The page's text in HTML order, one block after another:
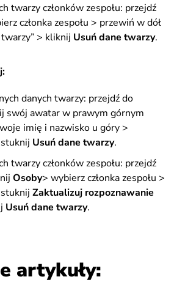
twarzy członków zespołu: przejdź
członka zespołu > przewiń w dół
> kliknij Usuń dane twarzy.
danych twarzy: przejdź do
swój awatar w prawym górnym
imię i nazwisko u góry >
Usuń dane twarzy.
twarzy członków zespołu: przejdź
Osoby> wybierz członka zespołu >
Zaktualizuj rozpoznawanie
Usuń dane twarzy.
artykuły: